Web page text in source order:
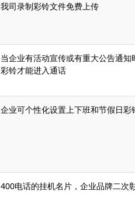
我司录制彩铃文件免费上传
当企业有活动宣传或有重大公告通
彩铃才能进入通话
企业可个性化设置上下班和节假日彩
400电话的挂机名片，企业品牌二次彰